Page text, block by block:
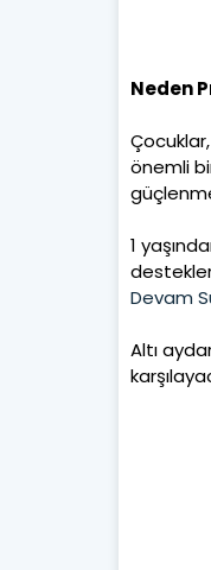
Neden
önemli
1
Devam
Altı